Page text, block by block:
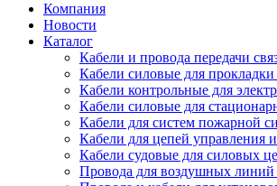
Компания
Новости
Каталог
Кабели и провода передачи
Кабели силовые для
Кабели контрольные для
Кабели силовые для
Кабели для систем пожарной
Кабели для цепей управления
Кабели судовые для силовых
Провода для воздушных линий